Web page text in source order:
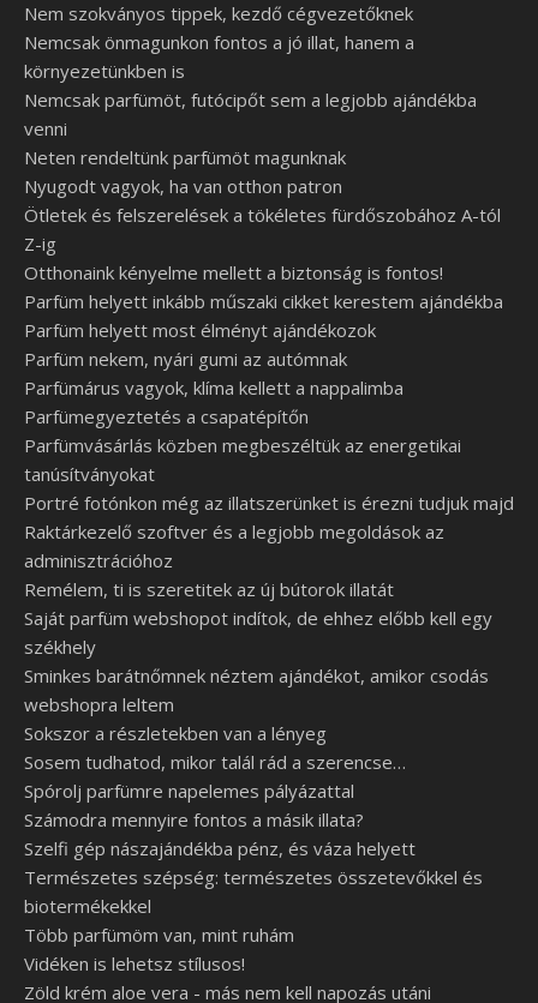
Nem szokványos tippek, kezdő cégvezetőknek
Nemcsak önmagunkon fontos a jó illat, hanem a
környezetünkben is
Nemcsak parfümöt, futócipőt sem a legjobb ajándékba
venni
Neten rendeltünk parfümöt magunknak
Nyugodt vagyok, ha van otthon patron
Ötletek és felszerelések a tökéletes fürdőszobához A-tól
Z-ig
Otthonaink kényelme mellett a biztonság is fontos!
Parfüm helyett inkább műszaki cikket kerestem ajándékba
Parfüm helyett most élményt ajándékozok
Parfüm nekem, nyári gumi az autómnak
Parfümárus vagyok, klíma kellett a nappalimba
Parfümegyeztetés a csapatépítőn
Parfümvásárlás közben megbeszéltük az energetikai
tanúsítványokat
Portré fotónkon még az illatszerünket is érezni tudjuk majd
Raktárkezelő szoftver és a legjobb megoldások az
adminisztrációhoz
Remélem, ti is szeretitek az új bútorok illatát
Saját parfüm webshopot indítok, de ehhez előbb kell egy
székhely
Sminkes barátnőmnek néztem ajándékot, amikor csodás
webshopra leltem
Sokszor a részletekben van a lényeg
Sosem tudhatod, mikor talál rád a szerencse…
Spórolj parfümre napelemes pályázattal
Számodra mennyire fontos a másik illata?
Szelfi gép nászajándékba pénz, és váza helyett
Természetes szépség: természetes összetevőkkel és
biotermékekkel
Több parfümöm van, mint ruhám
Vidéken is lehetsz stílusos!
Zöld krém aloe vera - más nem kell napozás utáni